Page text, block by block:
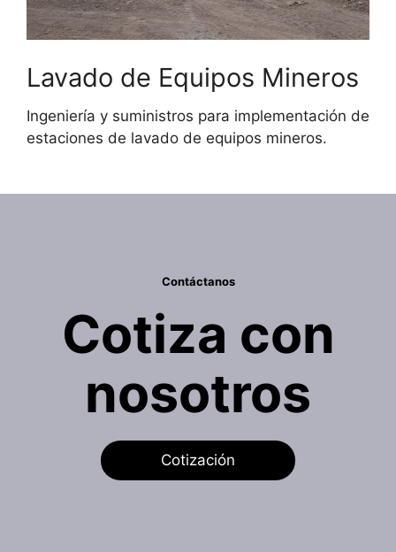
Lavado de Equipos Mineros
Ingeniería y suministros para implementación de
estaciones de lavado de equipos mineros.
Contáctanos
Cotiza con
nosotros
Cotización